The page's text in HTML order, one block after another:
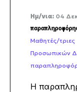
Ημ/νια: 04
Μαθητές/τριες
Προσωπικών
Η